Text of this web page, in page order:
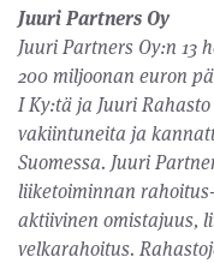
Juuri Partners Oy
Juuri Partners Oy:n 13
200 miljoonan euron
I Ky:tä ja Juuri
vakiintuneita ja
Suomessa. Juuri
liiketoiminnan
aktiivinen omistajuus,
velkarahoitus.